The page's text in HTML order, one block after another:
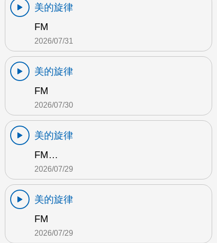
美的旋律
FM
2026/07/31
美的旋律
FM
2026/07/30
美的旋律
FM…
2026/07/29
美的旋律
FM
2026/07/29